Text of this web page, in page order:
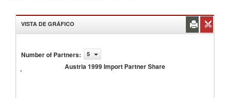
VISTA DE GRÁFICO
Number of Partners: 5
Austria 1999 Import Partner Share
Austria
Import